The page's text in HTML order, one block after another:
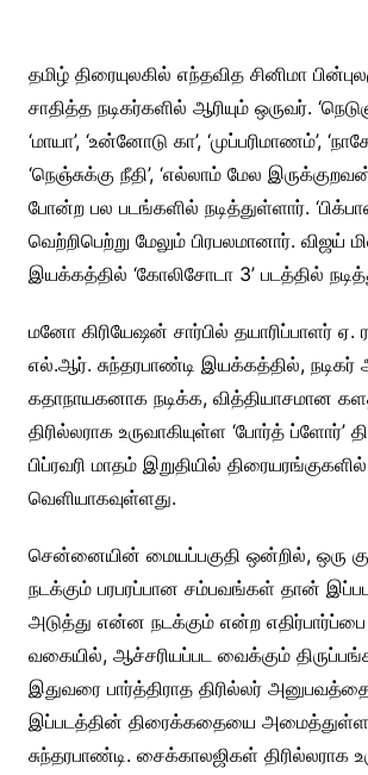
தமிழ் திரையுலகில் எந்தவித சினிமா
சாதித்த நடிகர்களில் ஆரியும் ஒருவர்.
‘மாயா’, ‘உன்னோடு கா’, ‘முப்பரிமாணம்’,
‘நெஞ்சுக்கு நீதி’, ‘எல்லாம் மேல
போன்ற பல படங்களில் நடித்துள்ளார்.
வெற்றிபெற்று மேலும் பிரபலமானார். விஜய்
இயக்கத்தில் ‘கோலிசோடா 3’ படத்தில்
மனோ கிரியேஷன் சார்பில் தயாரிப்பாளர் ஏ.
எல்.ஆர். சுந்தரபாண்டி இயக்கத்தில்,
கதாநாயகனாக நடிக்க, வித்தியாசமான
திரில்லராக உருவாகியுள்ள ‘போர்த் ப்ளோர்’
பிப்ரவரி மாதம் இறுதியில் திரையரங்குகளில்
வெளியாகவுள்ளது.
சென்னையின் மையப்பகுதி ஒன்றில், ஒரு
நடக்கும் பரபரப்பான சம்பவங்கள் தான்
அடுத்து என்ன நடக்கும் என்ற
வகையில், ஆச்சரியப்பட வைக்கும்
இதுவரை பார்த்திராத திரில்லர்
இப்படத்தின் திரைக்கதையை
சுந்தரபாண்டி. சைக்காலஜிகள் திரில்லராக